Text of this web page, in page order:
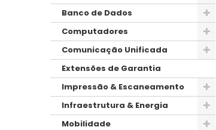
Banco de Dados
Computadores
Comunicação Unificada
Extensões de Garantia
Impressão & Escaneamento
Infraestrutura & Energia
Mobilidade